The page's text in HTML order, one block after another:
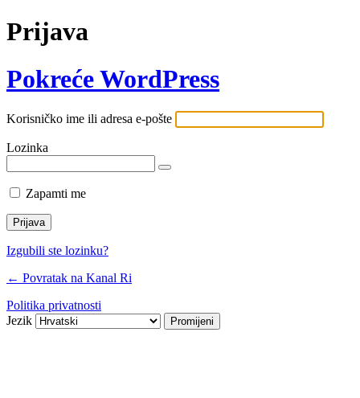
Prijava
Pokreće WordPress
Korisničko ime ili adresa e-pošte
Lozinka
Zapamti me
Izgubili ste lozinku?
← Povratak na Kanal Ri
Politika privatnosti
Jezik